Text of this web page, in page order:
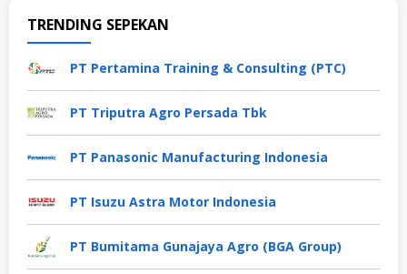
TRENDING SEPEKAN
PT Pertamina Training & Consulting (PTC)
PT Triputra Agro Persada Tbk
PT Panasonic Manufacturing Indonesia
PT Isuzu Astra Motor Indonesia
PT Bumitama Gunajaya Agro (BGA Group)